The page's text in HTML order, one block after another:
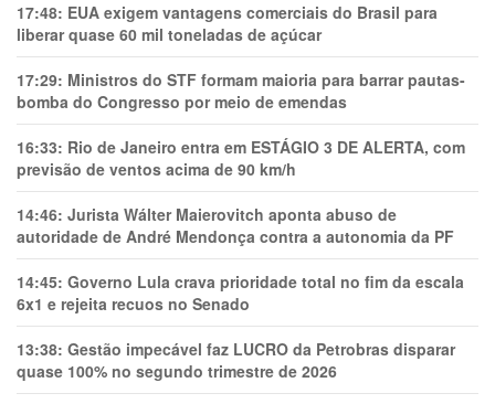
17:48: EUA exigem vantagens comerciais do Brasil para
liberar quase 60 mil toneladas de açúcar
17:29: Ministros do STF formam maioria para barrar pautas-
bomba do Congresso por meio de emendas
16:33: Rio de Janeiro entra em ESTÁGIO 3 DE ALERTA, com
previsão de ventos acima de 90 km/h
14:46: Jurista Wálter Maierovitch aponta abuso de
autoridade de André Mendonça contra a autonomia da PF
14:45: Governo Lula crava prioridade total no fim da escala
6x1 e rejeita recuos no Senado
13:38: Gestão impecável faz LUCRO da Petrobras disparar
quase 100% no segundo trimestre de 2026